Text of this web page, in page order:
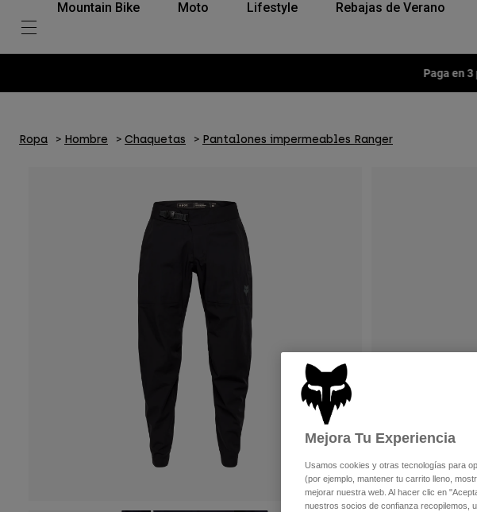
Mountain Bike Moto Lifestyle Rebajas de Verano
Fox LAB
Ropa Hombre Chaquetas Pantalones impermeables Ranger
Mejora Tu Experiencia
Usamos cookies y otras tecnologías para
(por ejemplo, mantener tu carrito lleno,
mejorar nuestra web. Al hacer clic en
nuestros socios de confianza recopilemos,